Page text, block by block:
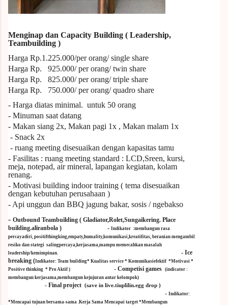
Menginap dan Capacity Building ( Leadership,
Teambuilding )
Harga Rp.1.225.000/per orang/ single share
Harga Rp. 925.000/ per orang/ twin share
Harga Rp. 825.000/ per orang/ triple share
Harga Rp. 750.000/ per orang/ quadro share
- Harga diatas minimal. untuk 50 orang
- Minuman saat datang
- Makan siang 2x, Makan pagi 1x , Makan malam 1x
- Snack 2x
- ruang meeting disesuaikan dengan kapasitas tamu
- Fasilitas : ruang meeting standard : LCD,Sreen, kursi,
meja, notepad, air mineral, lapangan kegiatan, kolam
renang.
- Motivasi building indoor training ( tema disesuaikan
dengan kebutuhan perusahaan )
- Api unggun dan BBQ jagung bakar, sosis / ngebakso
- Outbound Teambuilding ( Gladiator,Rolet,Sungaikering. Place
building.aliranbola ) - Indikator :membangun rasa
percayadiri, positifthingking,empaty,humality,komunikasi,kreatifitas, beranian mengambil
resiko dan stategi salingpercaya,kerjasama,mampu memecahkan masalah
leadership/kemimpinan. - Ice
breaking (Indikator: Team building* Kualitas service * Komunikasiefektif *Motivasi *
Positive thinking * Pro Aktif )
- Competisi games (indicator :
membangun kerjasama,membangun kejujuran antar kelompok)
- Final project (save in live.tiuplilin.egg drop )
- Indikator:
*Mencapai tujuan bersama-sama .Kerja Sama Mencapai target *Membangun